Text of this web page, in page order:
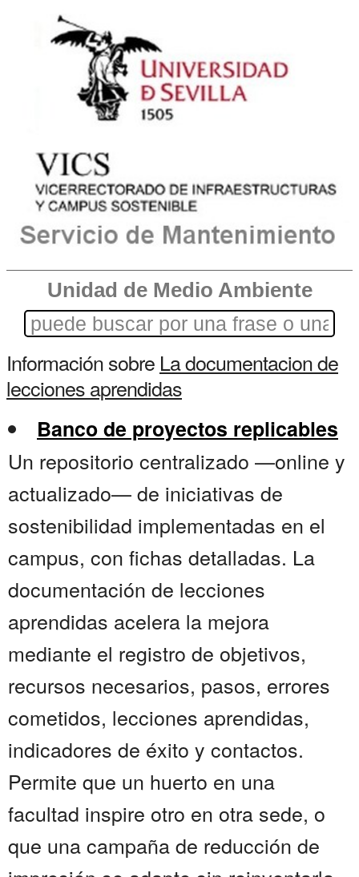
Unidad de Medio Ambiente
Información sobre La documentacion de
lecciones aprendidas
Banco de proyectos replicables
Un repositorio centralizado —online y
actualizado— de iniciativas de
sostenibilidad implementadas en el
campus, con fichas detalladas. La
documentación de lecciones
aprendidas acelera la mejora
mediante el registro de objetivos,
recursos necesarios, pasos, errores
cometidos, lecciones aprendidas,
indicadores de éxito y contactos.
Permite que un huerto en una
facultad inspire otro en otra sede, o
que una campaña de reducción de